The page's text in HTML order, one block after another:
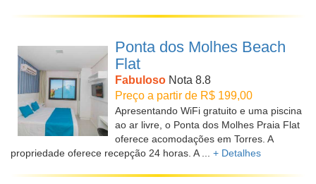
Ponta dos Molhes Beach
Flat
Fabuloso Nota 8.8
Preço a partir de R$ 199,00
Apresentando WiFi gratuito e uma piscina
ao ar livre, o Ponta dos Molhes Praia Flat
oferece acomodações em Torres. A
propriedade oferece recepção 24 horas. A ... + Detalhes